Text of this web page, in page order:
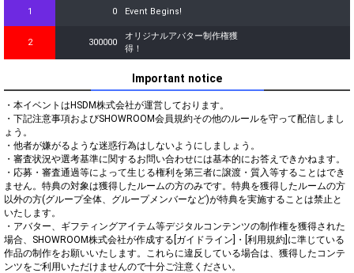
1 0 Event Begins!
2 300000
オリジナルアバター制作権獲
得！
Important notice
・本イベントはHSDM株式会社が運営しております。
・下記注意事項およびSHOWROOM会員規約その他のルールを守って配信しまし
ょう。
・他者が嫌がるような迷惑行為はしないようにしましょう。
・審査状況や選考基準に関するお問い合わせには基本的にお答えできかねます。
・応募・審査通過等によって生じる権利を第三者に譲渡・質入等することはでき
ません。特典の対象は獲得したルームの方のみです。特典を獲得したルームの方
以外の方(グループ全体、グループメンバーなど)が特典を実施することは禁止と
いたします。
・アバター、ギフティングアイテム等デジタルコンテンツの制作権を獲得された
場合、SHOWROOM株式会社が作成する[ガイドライン]・[利用規約]に準じている
作品の制作をお願いいたします。これらに違反している場合は、獲得したコンテ
ンツをご利用いただけませんので十分ご注意ください。